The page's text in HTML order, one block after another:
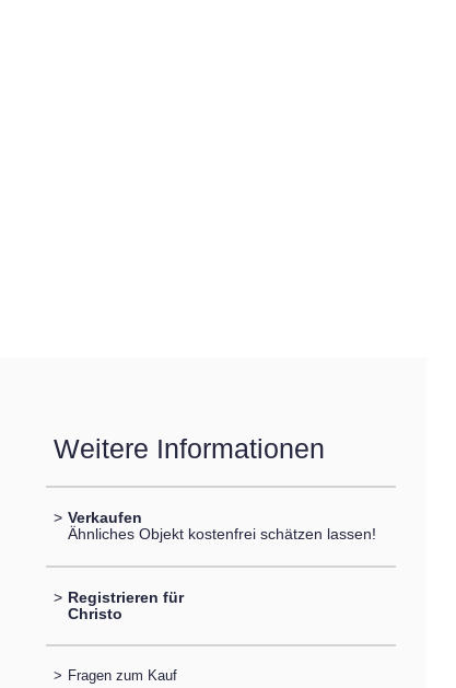
Weitere Informationen
> Verkaufen
Ähnliches Objekt kostenfrei schätzen lassen!
> Registrieren für
Christo
> Fragen zum Kauf